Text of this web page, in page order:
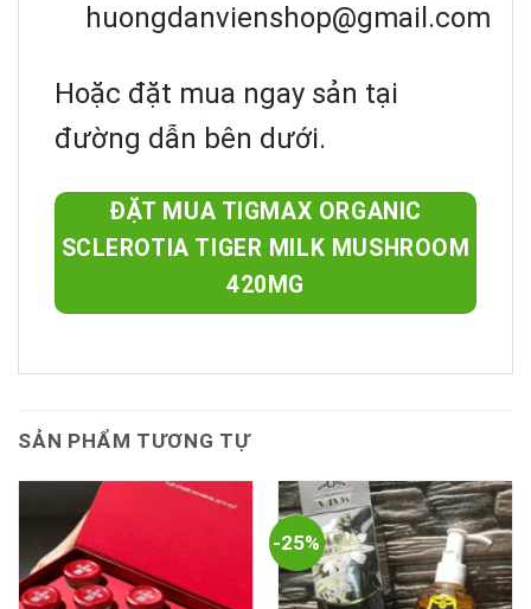
huongdanvienshop@gmail.com
Hoặc đặt mua ngay sản tại
đường dẫn bên dưới.
ĐẶT MUA TIGMAX ORGANIC
SCLEROTIA TIGER MILK MUSHROOM
420MG
SẢN PHẨM TƯƠNG TỰ
-25%